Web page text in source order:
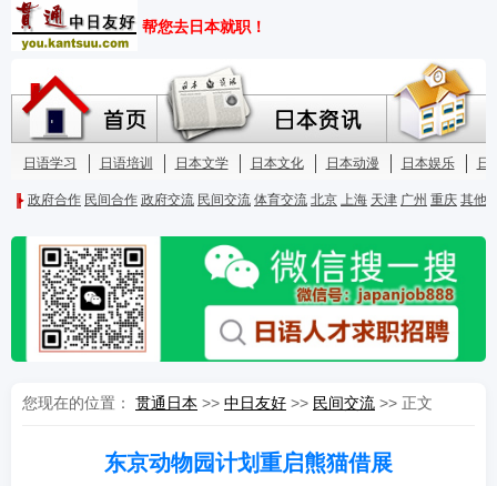
您现在的位置： 贯通日本 >> 中日友好 >> 民间交流 >> 正文
东京动物园计划重启熊猫借展